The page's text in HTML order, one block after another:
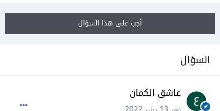
أجب على هذا السؤال
السؤال
عاشق الكمان